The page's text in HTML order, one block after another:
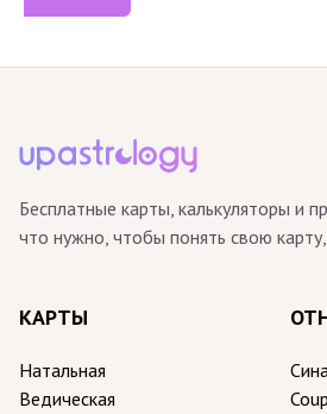
Бесплатные карты, калькуляторы и
что нужно, чтобы понять свою
КАРТЫ
Натальная
Ведическая